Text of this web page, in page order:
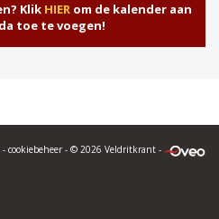
Klik HIER om de kalender aan
toe te voegen!
- cookiebeheer - © 2026 Veldritkrant -